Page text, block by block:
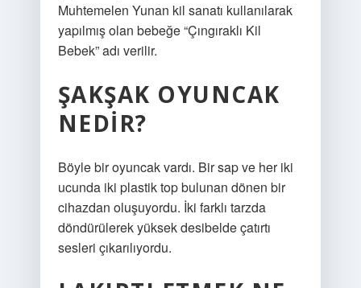
Muhtemelen Yunan kil sanatı kullanılarak
yapılmış olan bebeğe “Çıngıraklı Kil
Bebek” adı verilir.
ŞAKŞAK OYUNCAK
NEDIR?
Böyle bir oyuncak vardı. Bir sap ve her iki
ucunda iki plastik top bulunan dönen bir
cihazdan oluşuyordu. İki farklı tarzda
döndürülerek yüksek desibelde çatırtı
sesleri çıkarılıyordu.